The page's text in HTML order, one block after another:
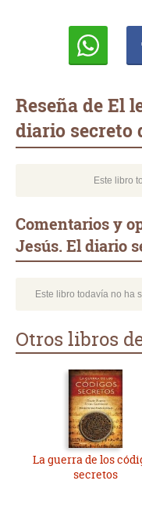
Reseña de El
diario secreto
Este libro
Comentarios y
Jesús. El diario
Este libro todavía no ha
Otros libros
La guerra de los
secretos